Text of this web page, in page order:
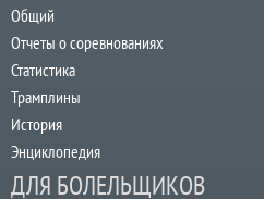
Общий
Отчеты о соревнованиях
Статистика
Трамплины
История
Энциклопедия
ДЛЯ БОЛЕЛЬЩИКОВ